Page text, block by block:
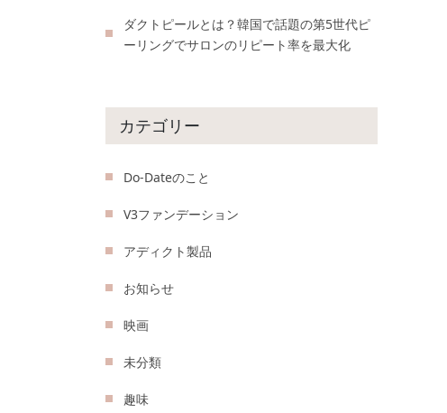
ダクトピールとは？韓国で話題の第5世代ピ
ーリングでサロンのリピート率を最大化
カテゴリー
Do-Dateのこと
V3ファンデーション
アディクト製品
お知らせ
映画
未分類
趣味